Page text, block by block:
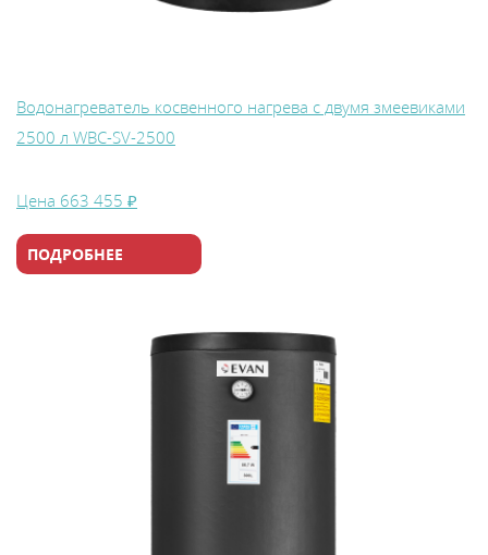
Водонагреватель косвенного нагрева с двумя змеевиками
2500 л WBС-SV-2500
Цена 663 455 ₽
ПОДРОБНЕЕ